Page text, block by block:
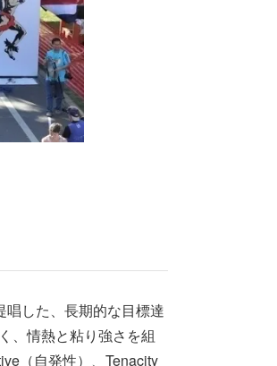
唱した、長期的な目標達
、情熱と粘り強さを組
（自発性）、Tenacity